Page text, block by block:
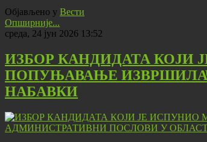
Објављено у Вести
Опширније...
среда, 24 јун 2026 13:52
ИЗБОР КАНДИДАТА КОЈИ
ПОПУЊАВАЊЕ
НАБАВКИ